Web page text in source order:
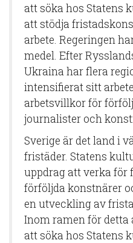
att söka hos Statens
att stödja
arbete. Regeringen
medel. Efter
Ukraina har flera
intensifierat sitt
arbetsvillkor för
journalister och
Sverige är det land i
fristäder. Statens
uppdrag att verka för
förföljda konstnärer
en utveckling av
Inom ramen för detta
att söka hos Statens